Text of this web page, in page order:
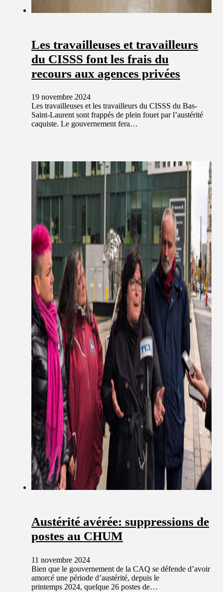
Les travailleuses et travailleurs
du CISSS font les frais du
recours aux agences privées
19 novembre 2024
Les travailleuses et les travailleurs du CISSS du Bas-
Saint-Laurent sont frappés de plein fouet par l’austérité
caquiste. Le gouvernement fera…
Austérité avérée: suppressions de
postes au CHUM
11 novembre 2024
Bien que le gouvernement de la CAQ se défende d’avoir
amorcé une période d’austérité, depuis le
printemps 2024, quelque 26 postes de…